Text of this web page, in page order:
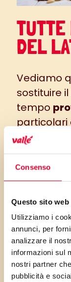
Consenso
Questo sito
Utilizziamo i
annunci, per
analizzare il
informazioni sul
nostri partner
pubblicità e
TUTTE
DEL
Vediamo
sostituire
tempo
particolari
1. Latte di
Il latte di
diffuse.
proteinee
un’ottima
scelgono
vegana o
perfetto